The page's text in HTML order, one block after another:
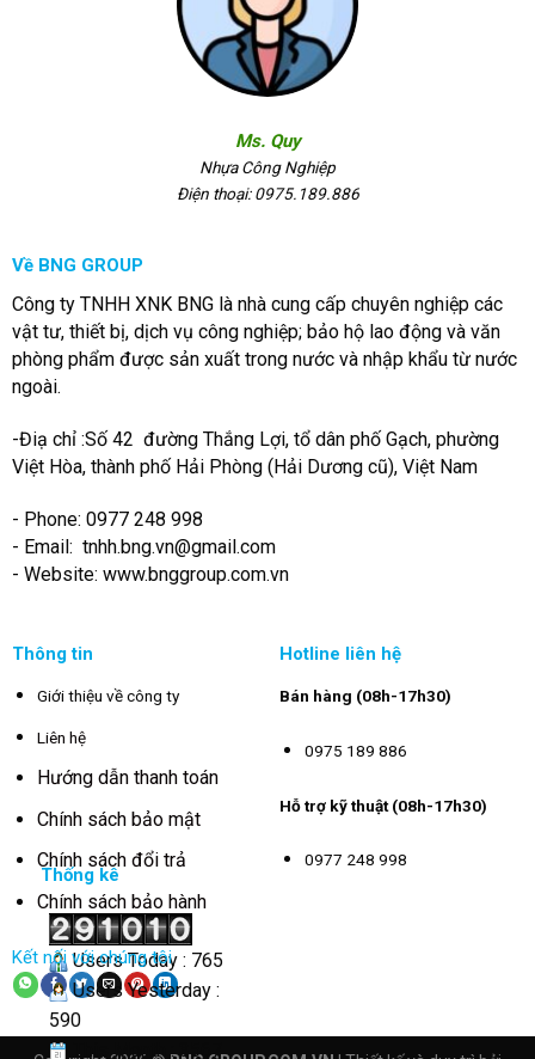
Ms. Quy
Nhựa Công Nghiệp
Điện thoại: 0975.189.886
Về BNG GROUP
Công ty TNHH XNK BNG là nhà cung cấp chuyên nghiệp các
vật tư, thiết bị, dịch vụ công nghiệp; bảo hộ lao động và văn
phòng phẩm được sản xuất trong nước và nhập khẩu từ nước
ngoài.
-Điạ chỉ :Số 42 đường Thắng Lợi, tổ dân phố Gạch, phường
Việt Hòa, thành phố Hải Phòng (Hải Dương cũ), Việt Nam
- Phone: 0977 248 998
- Email: tnhh.bng.vn@gmail.com
- Website: www.bnggroup.com.vn
Thông tin
Giới thiệu về công ty
Liên hệ
Hướng dẫn thanh toán
Chính sách bảo mật
Chính sách đổi trả
Chính sách bảo hành
Kết nối với chúng tôi
Hotline liên hệ
Bán hàng (08h-17h30)
0975 189 886
Hỗ trợ kỹ thuật (08h-17h30)
0977 248 998
Thống kê
Users Today : 765
Users Yesterday :
590
This Month : 3567